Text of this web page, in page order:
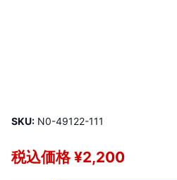
SKU: N0-49122-111
税込価格 ¥2,200